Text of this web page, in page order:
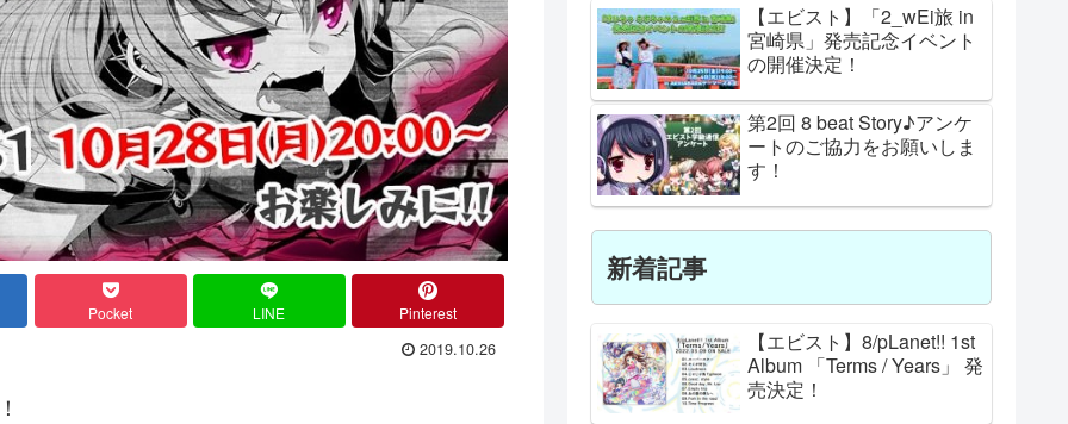
Pocket LINE Pinterest
2019.10.26
【エビスト】「2_wEi旅 in
宮崎県」発売記念イベント
の開催決定！
第2回 8 beat Story♪アンケ
ートのご協力をお願いしま
す！
新着記事
【エビスト】8/pLanet!! 1st
Album 「Terms / Years」 発
売決定！